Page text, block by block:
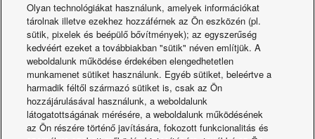
Corporation.
Épült: 1967. szeptember
Légkondicionálók
Olyan technológiákat használunk, amelyek információkat
tárolnak illetve ezekhez hozzáférnek az Ön eszközén (pl.
sütik, pixelek és beépülő bővítmények); az egyszerűség
kedvéért ezeket a továbbiakban "sütik" néven említjük. A
weboldalunk működése érdekében elengedhetetlen
munkamenet sütiket használunk. Egyéb sütiket, beleértve a
harmadik féltől származó sütiket is, csak az Ön
hozzájárulásával használunk, a weboldalunk
látogatottságának mérésére, a weboldalunk működésének
az Ön részére történő javítására, fokozott funkcionalitás és